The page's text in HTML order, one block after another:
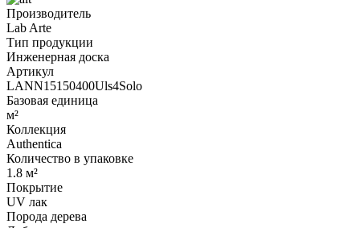
Производитель
Lab Arte
Тип продукции
Инженерная доска
Артикул
LANN15150400Uls4Solo
Базовая единица
м²
Коллекция
Authentica
Количество в упаковке
1.8 м²
Покрытие
UV лак
Порода дерева